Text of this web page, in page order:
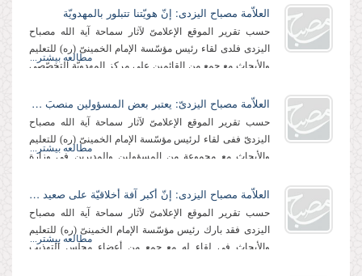
العلاّمة مصباح الیزدی: إنّ هویّتنا تتبلور بالمهدویّة
حسب تقریر الموقع الإعلامیّ لآثار سماحة آیة الله مصباح
الیزدی فلدى لقاء رئیس مؤسّسة الإمام الخمینیّ (ره) للتعلیم
والأبحاث مع جمع من القائمین على مركز المهدویّة التخصّصی
مطالعه بیشتر...
العلاّمة مصباح الیزدیّ: یعتبر بعض المسؤولین منصبَ ولایة الفقیه دكّاناً للمعمّمین
حسب تقریر الموقع الإعلامیّ لآثار سماحة آیة الله مصباح
الیزدیّ ففی لقاء لرئیس مؤسّسة الإمام الخمینیّ (ره) للتعلیم
والأبحاث مع مجموعة من المسؤولین والمدیرین فی وزارة
مطالعه بیشتر...
العلاّمة مصباح الیزدی: إنّ أكبر آفة أخلاقیّة على صعید المسائل الفردیّة هی الغرور
حسب تقریر الموقع الإعلامیّ لآثار سماحة آیة الله مصباح
الیزدی فقد بارك رئیس مؤسّسة الإمام الخمینیّ (ره) للتعلیم
والأبحاث فی لقاء له مع جمع من أعضاء مجلس التهذیب
مطالعه بیشتر...